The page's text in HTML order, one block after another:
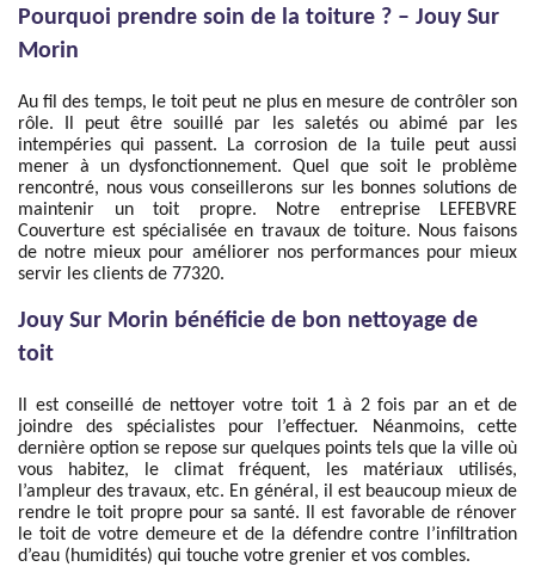
Pourquoi prendre soin de la toiture ? – Jouy Sur
Morin
Au fil des temps, le toit peut ne plus en mesure de contrôler son
rôle. Il peut être souillé par les saletés ou abimé par les
intempéries qui passent. La corrosion de la tuile peut aussi
mener à un dysfonctionnement. Quel que soit le problème
rencontré, nous vous conseillerons sur les bonnes solutions de
maintenir un toit propre. Notre entreprise LEFEBVRE
Couverture est spécialisée en travaux de toiture. Nous faisons
de notre mieux pour améliorer nos performances pour mieux
servir les clients de 77320.
Jouy Sur Morin bénéficie de bon nettoyage de
toit
Il est conseillé de nettoyer votre toit 1 à 2 fois par an et de
joindre des spécialistes pour l’effectuer. Néanmoins, cette
dernière option se repose sur quelques points tels que la ville où
vous habitez, le climat fréquent, les matériaux utilisés,
l’ampleur des travaux, etc. En général, il est beaucoup mieux de
rendre le toit propre pour sa santé. Il est favorable de rénover
le toit de votre demeure et de la défendre contre l’infiltration
d’eau (humidités) qui touche votre grenier et vos combles.